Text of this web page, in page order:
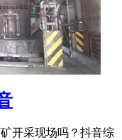
开采现场吗？抖音综